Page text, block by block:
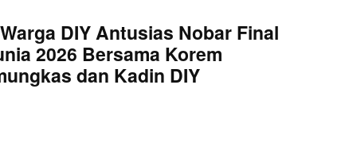
DIY Antusias Nobar Final
2026 Bersama Korem
dan Kadin DIY